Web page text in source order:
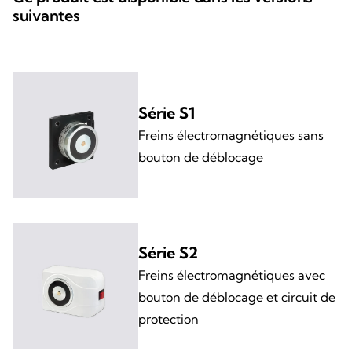
suivantes
Série S1
Freins électromagnétiques sans
bouton de déblocage
Série S2
Freins électromagnétiques avec
bouton de déblocage et circuit de
protection